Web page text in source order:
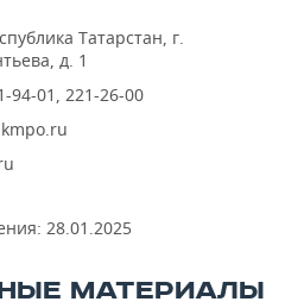
Татарстан, г.
д. 1
94-01, 221-26-00
28.01.2025
МАТЕРИАЛЫ